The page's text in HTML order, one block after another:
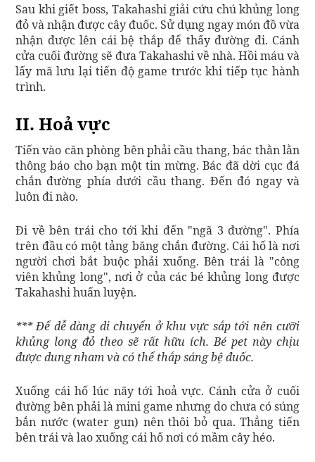
Sau khi giết boss, Takahashi giải cứu chú khủng long
đỏ và nhận được cây đuốc. Sử dụng ngay món đồ vừa
nhận được lên cái bệ thắp để thấy đường đi. Cánh
cửa cuối đường sẽ đưa Takahashi về nhà. Hồi máu và
lấy mã lưu lại tiến độ game trước khi tiếp tục hành
trình.
II. Hoả vực
Tiến vào căn phòng bên phải cầu thang, bác thằn lằn
thông báo cho bạn một tin mừng. Bác đã dời cục đá
chắn đường phía dưới cầu thang. Đến đó ngay và
luôn đi nào.
Đi về bên trái cho tới khi đến "ngã 3 đường". Phía
trên đầu có một tảng băng chắn đường. Cái hố là nơi
người chơi bắt buộc phải xuống. Bên trái là "công
viên khủng long", nơi ở của các bé khủng long được
Takahashi huấn luyện.
*** Để dễ dàng di chuyển ở khu vực sắp tới nên cưỡi
khủng long đỏ theo sẽ rất hữu ích. Bé pet này chịu
được dung nham và có thể thắp sáng bệ đuốc.
Xuống cái hố lúc nãy tới hoả vực. Cánh cửa ở cuối
đường bên phải là mini game nhưng do chưa có súng
bắn nước (water gun) nên thôi bỏ qua. Thẳng tiến
bên trái và lao xuống cái hố nơi có mầm cây héo.